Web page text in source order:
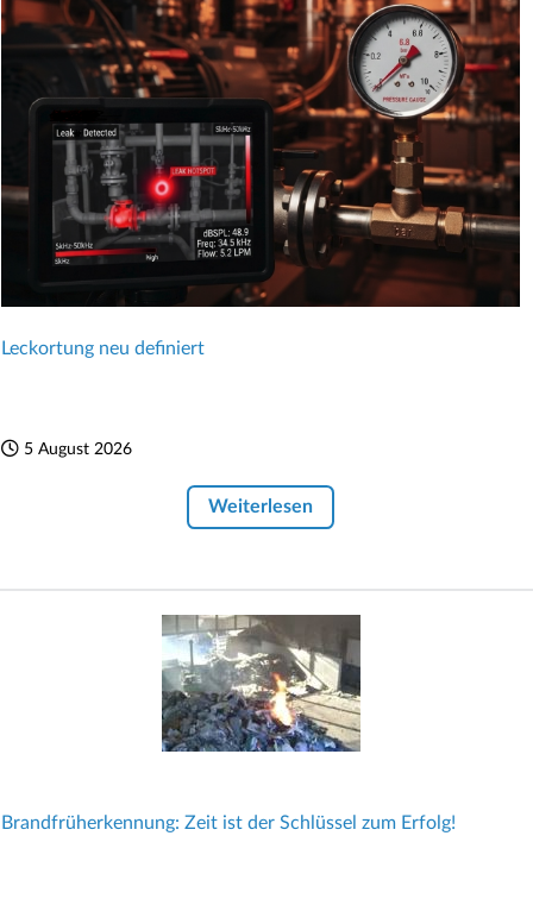
Leckortung neu definiert
5 August 2026
Weiterlesen
Brandfrüherkennung: Zeit ist der Schlüssel zum Erfolg!